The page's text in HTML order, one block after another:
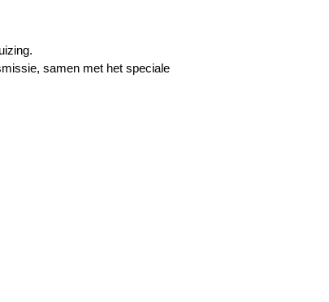
samen met het speciale